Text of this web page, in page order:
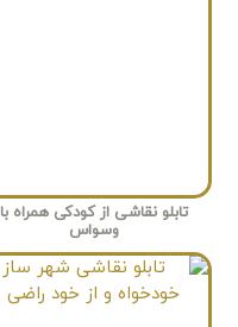
تابلو نقاشی از کودکی همراه با
وسواس